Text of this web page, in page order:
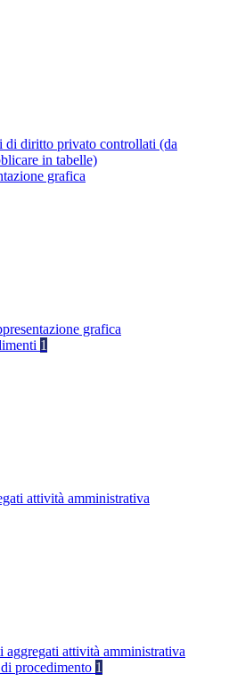
di diritto privato controllati (da
in tabelle)
grafica
grafica
1
attività amministrativa
aggregati attività amministrativa
procedimento 1